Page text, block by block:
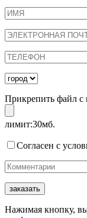
Прикрепить файл
лимит:30мб.
Согласен с
Нажимая кнопку, вы